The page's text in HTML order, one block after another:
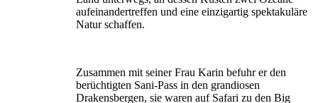
aufeinandertreffen und eine einzigartig spektakuläre
Natur schaffen.
Zusammen mit seiner Frau Karin befuhr er den
berüchtigten Sani-Pass in den grandiosen
Drakensbergen, sie waren auf Safari zu den Big